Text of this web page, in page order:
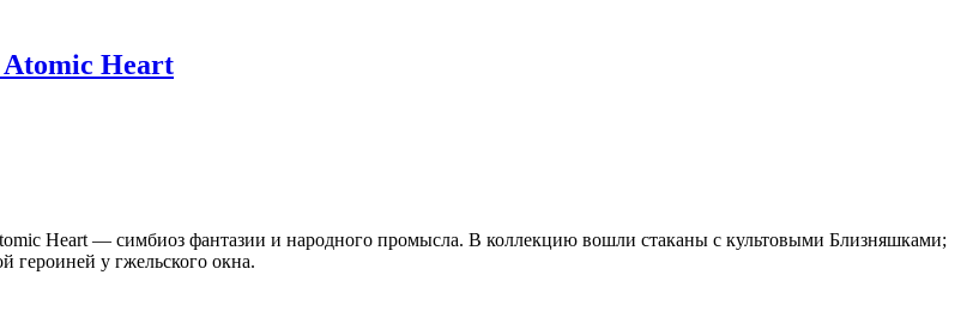
Atomic Heart
Heart — симбиоз фантазии и народного промысла. В коллекцию вошли стаканы с культовыми Близняшками;
героиней у гжельского окна.